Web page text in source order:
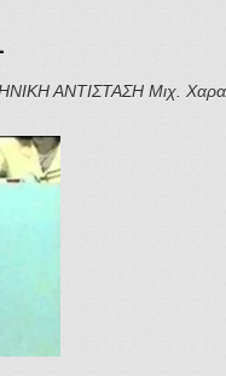
ΑΝΤΙΣΤΑΣΗ Μιχ.